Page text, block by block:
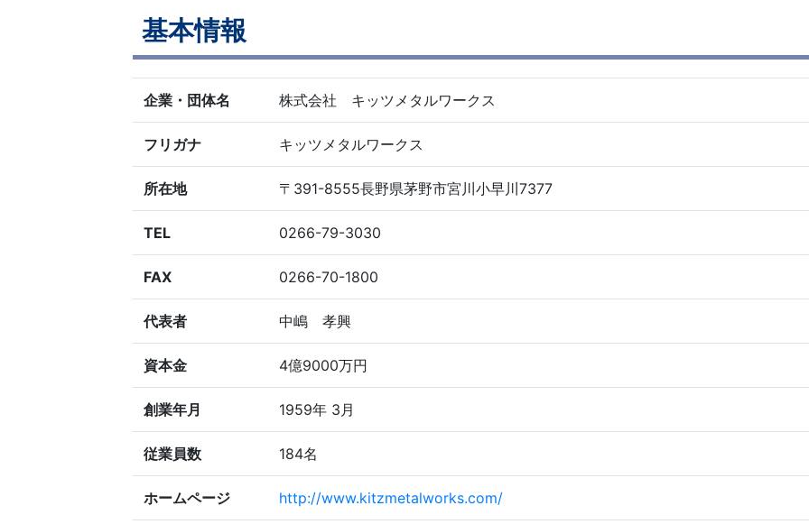
基本情報
企業・団体名 株式会社 キッツメタルワークス
フリガナ キッツメタルワークス
所在地 〒391-8555長野県茅野市宮川小早川7377
TEL 0266-79-3030
FAX 0266-70-1800
代表者 中嶋 孝興
資本金 4億9000万円
創業年月 1959年 3月
従業員数 184名
ホームページ http://www.kitzmetalworks.com/